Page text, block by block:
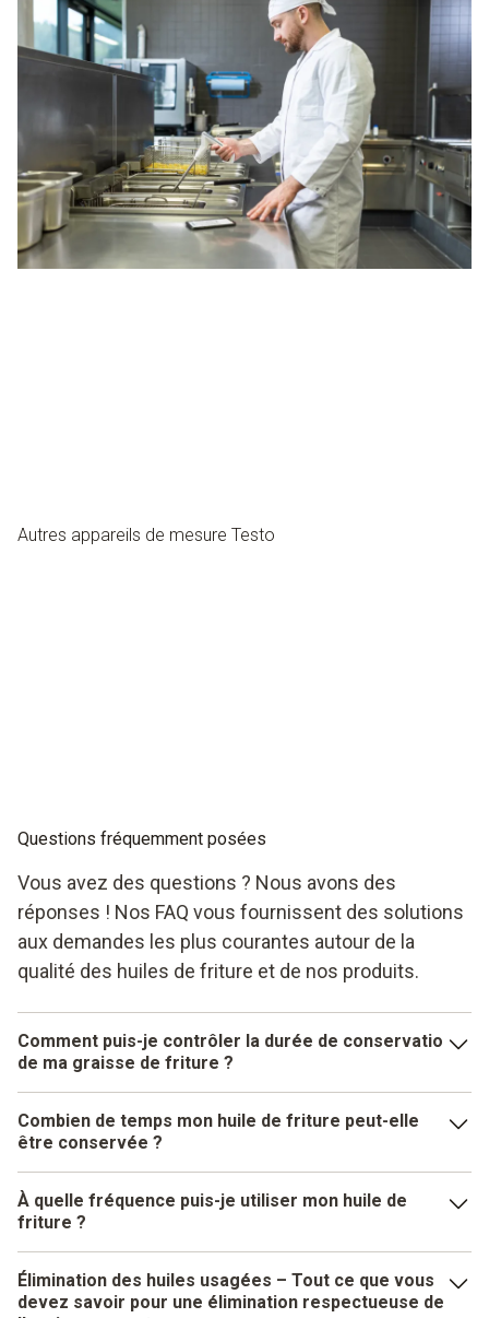
Autres appareils de mesure Testo
Questions fréquemment posées
Vous avez des questions ? Nous avons des
réponses ! Nos FAQ vous fournissent des solutions
aux demandes les plus courantes autour de la
qualité des huiles de friture et de nos produits.
Comment puis-je contrôler la durée de conservatio
de ma graisse de friture ?
et avec précision, nous recommandons toujours notre
Retirer les produits fruits et attendre qu’aucune bulle
d’air ne se forme plus dans l’huile.
Démarrer le testeur d’huile de friture.
Combien de temps mon huile de friture peut-elle
être conservée ?
l’huile utilisée et de la fréquence d’utilisation. Afin de
d’huile de friture. Il est ainsi possible de contrôler
À quelle fréquence puis-je utiliser mon huile de
friture ?
qualité, le type de produits frits et la température de friture.
Élimination des huiles usagées – Tout ce que vous
devez savoir pour une élimination respectueuse de